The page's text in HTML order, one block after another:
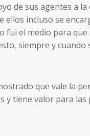
de sus agentes a
ellos incluso se
fui el medio para que
siempre y cuando
que vale la
tiene valor para las